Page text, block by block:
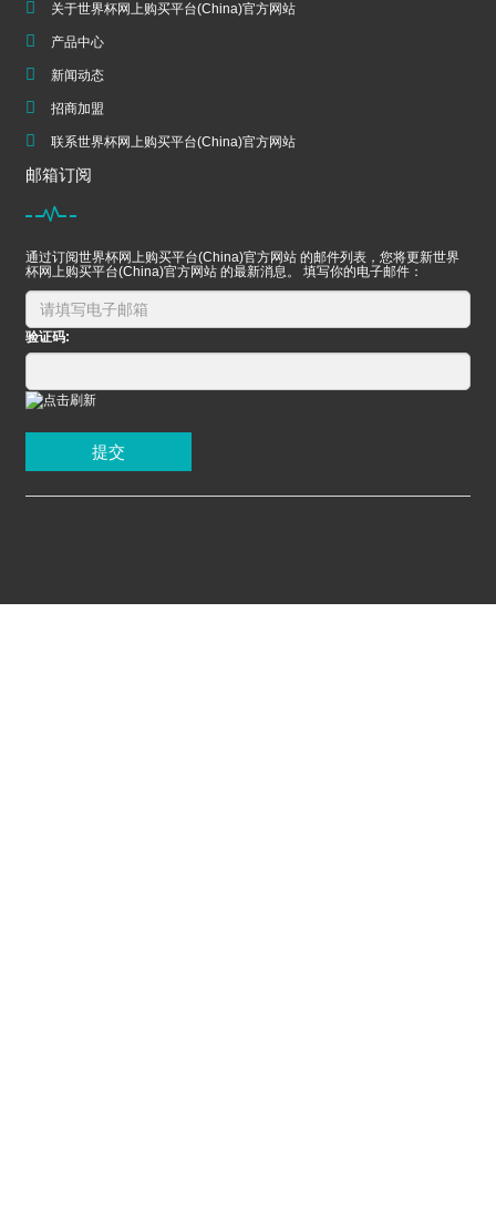
关于世界杯网上购买平台(China)官方网站
产品中心
新闻动态
招商加盟
联系世界杯网上购买平台(China)官方网站
邮箱订阅
通过订阅世界杯网上购买平台(China)官方网站 的邮件列表，您将更新世界
杯网上购买平台(China)官方网站 的最新消息。 填写你的电子邮件：
验证码:
提交